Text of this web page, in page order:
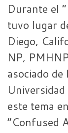
Durante el
tuvo lugar
Diego,
NP,
asociado
este tema
“Confused